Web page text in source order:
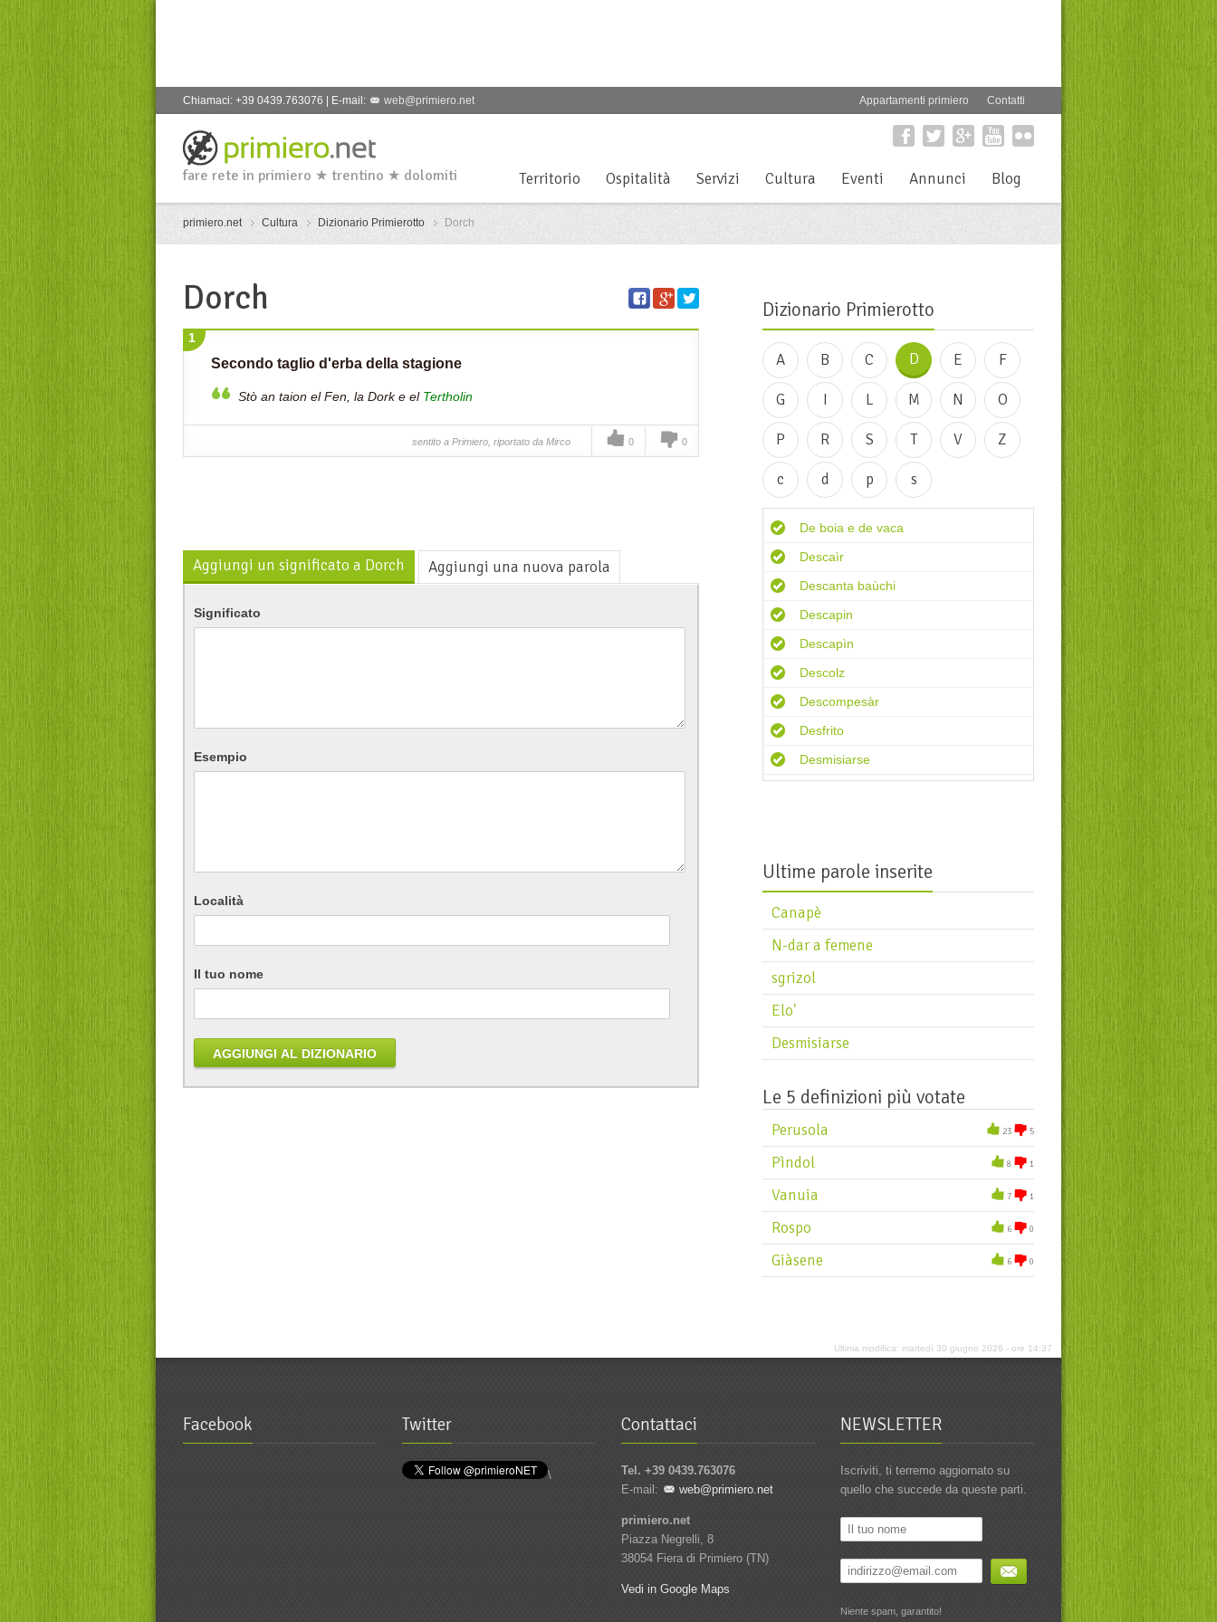
Chiamaci: +39 0439.763076 | E-mail: web@primiero.net Appartamenti primiero Contatti
fare rete in primiero ★ trentino ★ dolomiti Territorio Ospitalità Servizi Cultura Eventi Annunci Blog
primiero.net Cultura Dizionario Primierotto Dorch
Dorch
1
Secondo taglio d'erba della stagione
Stò an taion el Fen, la Dork e el Tertholin
sentito a Primiero, riportato da Mirco 0 0
Aggiungi un significato a Dorch Aggiungi una nuova parola
Significato
Esempio
Località
Il tuo nome
AGGIUNGI AL DIZIONARIO
Dizionario Primierotto
A B C D E F
G I L M N O
P R S T V Z
c d p s
De boia e de vaca
Descaìr
Descanta baùchi
Descapin
Descapìn
Descolz
Descompesàr
Desfrito
Desmisiarse
Ultime parole inserite
Canapè
N-dar a femene
sgrizol
Elo'
Desmisiarse
Le 5 definizioni più votate
Perusola 23 5
Pìndol 8 1
Vanuia 7 1
Rospo 6 0
Giàsene 6 0
Ultima modifica: martedì 30 giugno 2026 - ore 14:37
Facebook Twitter
\
Contattaci
Tel. +39 0439.763076
E-mail:
web@primiero.net
primiero.net
Piazza Negrelli, 8
38054 Fiera di Primiero (TN)
Vedi in Google Maps
NEWSLETTER
Iscriviti, ti terremo aggiornato su
quello che succede da queste parti.
Niente spam, garantito!